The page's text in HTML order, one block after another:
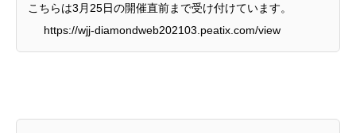
こちらは3月25日の開催直前まで受け付けています。
https://wjj-diamondweb202103.peatix.com/view